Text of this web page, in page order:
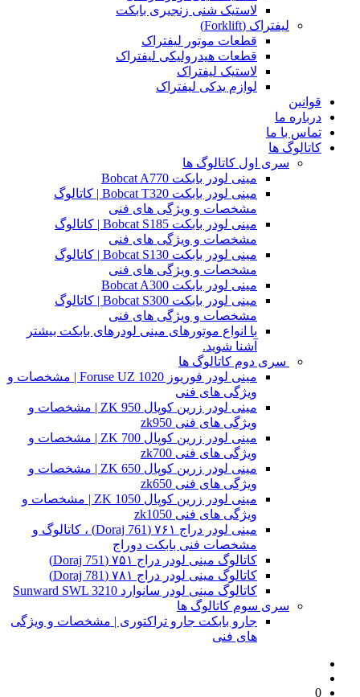
لاستیک شنی زنجیری بابکت
لیفتراک (Forklift)
قطعات موتور لیفتراک
قطعات هیدرولیکی لیفتراک
لاستیک لیفتراک
لوازم یدکی لیفتراک
قوانین
درباره ما
تماس با ما
کاتالوگ ها
سری اول کاتالوگ ها
مینی لودر بابکت Bobcat A770
مینی لودر بابکت Bobcat T320 | کاتالوگ
مشخصات و ویژگی های فنی
مینی لودر بابکت Bobcat S185 | کاتالوگ
مشخصات و ویژگی های فنی
مینی لودر بابکت Bobcat S130 | کاتالوگ
مشخصات و ویژگی های فنی
مینی لودر بابکت Bobcat A300
مینی لودر بابکت Bobcat S300 | کاتالوگ
مشخصات و ویژگی های فنی
با انواع موتورهای مینی لودرهای بابکت بیشتر
آشنا شوید.
سری دوم کاتالوگ ها
مینی لودر فوریوز Foruse UZ 1020 | مشخصات و
ویژگی های فنی
مینی لودر زرین کوپال ZK 950 | مشخصات و
ویژگی های فنی zk950
مینی لودر زرین کوپال ZK 700 | مشخصات و
ویژگی های فنی zk700
مینی لودر زرین کوپال ZK 650 | مشخصات و
ویژگی های فنی zk650
مینی لودر زرین کوپال ZK 1050 | مشخصات و
ویژگی های فنی zk1050
مینی لودر دراج ۷۶۱ (Doraj 761) ، کاتالوگ و
مشخصات فنی بابکت دوراج
کاتالوگ مینی لودر دراج ۷۵۱ (Doraj 751)
کاتالوگ مینی لودر دراج ۷۸۱ (Doraj 781)
کاتالوگ مینی لودر سانوارد Sunward SWL 3210
سری سوم کاتالوگ ها
جارو بابکت جارو تراکتوری | مشخصات و ویژگی
های فنی
0